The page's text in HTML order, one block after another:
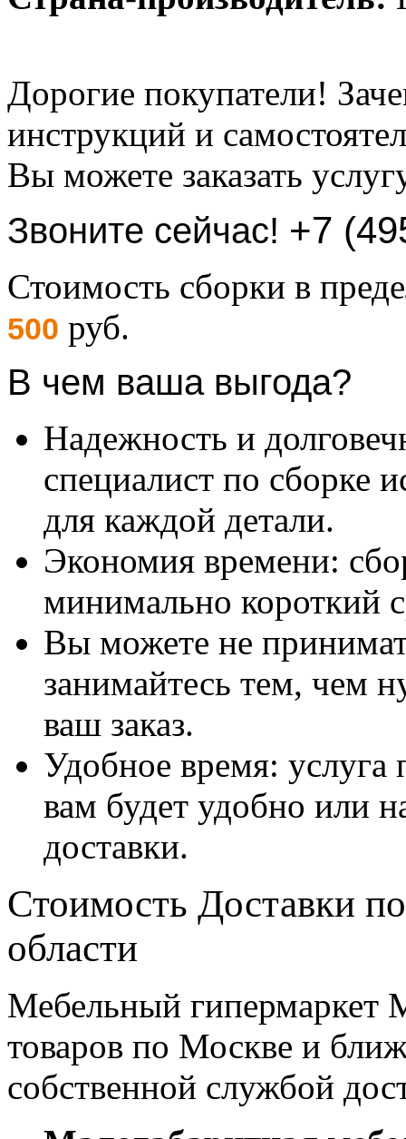
Дорогие покупатели!
инструкций и
Вы можете заказать
Звоните сейчас! +7
Стоимость сборки в
500 руб.
В чем ваша выгода?
Надежность и
специалист по сборке
для каждой детали.
Экономия времени:
минимально короткий
Вы можете не
занимайтесь тем, чем
ваш заказ.
Удобное время: услуга
вам будет удобно или
доставки.
Стоимость Доставки
области
Мебельный гипермаркет
товаров по Москве и
собственной службой